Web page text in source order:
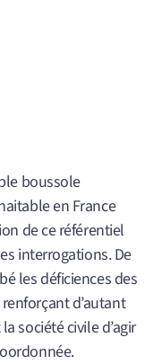
boussole
en France
de ce référentiel
interrogations. De
les déficiences des
d’autant
société civile d’agir